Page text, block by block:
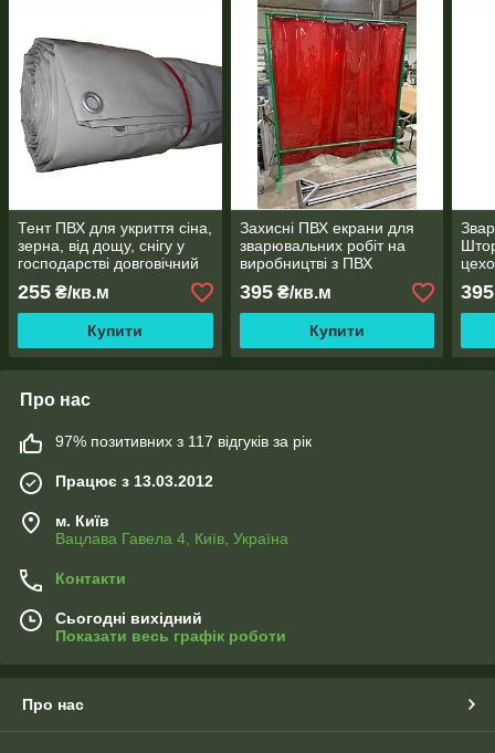
Тент ПВХ для укриття сіна,
зерна, від дощу, снігу у
господарстві довговічний
255 ₴/кв.м
Купити
Захисні ПВХ екрани для
зварювальних робіт на
виробництві з ПВХ
395₴/кв.м
Купити
395
Про нас
97% позитивних з 117 відгуків за рік
Працює з 13.03.2012
м. Київ
Вацлава Гавела 4, Київ, Україна
Контакти
Сьогодні вихідний
Показати весь графік роботи
Про нас